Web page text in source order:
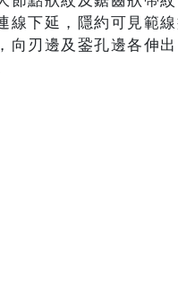
線下延，隱約可見範
向刃邊及銎孔邊各伸